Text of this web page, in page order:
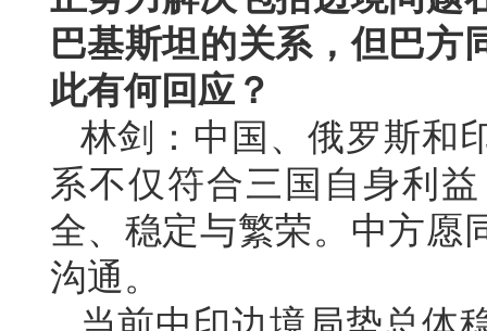
巴基斯坦的关系，但巴方
此有何回应？
林剑：中国、俄罗斯和
系不仅符合三国自身利
全、稳定与繁荣。中方愿
沟通。